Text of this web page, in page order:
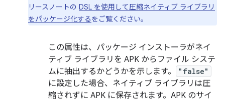
リースノートの DSL を使用して圧縮ネイティブ ライブラリ
をパッケージ化するをご覧ください。
この属性は、パッケージ インストーラがネイ
ティブ ライブラリを APK からファイル システ
ムに抽出するかどうかを示します。
"false"
に設定した場合、ネイティブ ライブラリは圧
縮されずに APK に保存されます。APK のサイ